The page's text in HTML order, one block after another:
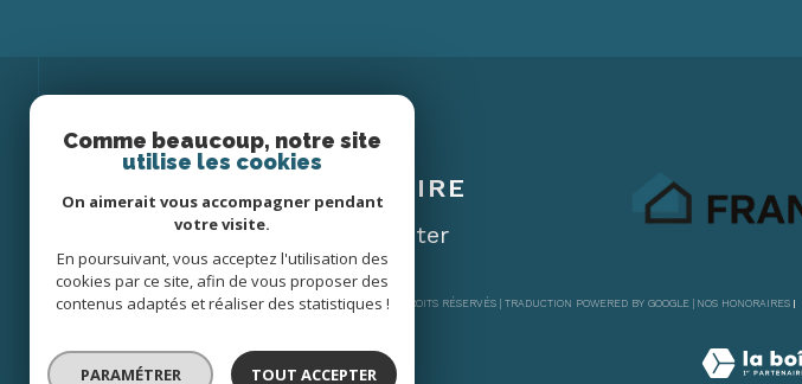
Espace
PROPRIÉTAIRE
Se connecter
© 2026 | TOUS DROITS RÉSERVÉS | TRADUCTION POWERED BY GOOGLE | NOS HONORAIRES
Comme beaucoup, notre site
utilise les cookies
On aimerait vous accompagner pendant
votre visite.
En poursuivant, vous acceptez l'utilisation des
cookies par ce site, afin de vous proposer des
contenus adaptés et réaliser des statistiques !
PARAMÉTRER TOUT ACCEPTER